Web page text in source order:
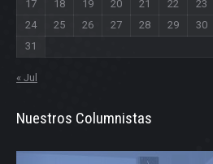
17
18 19 20 21 22
23
24
25 26 27 28 29
30
31
« Jul
Nuestros Columnistas